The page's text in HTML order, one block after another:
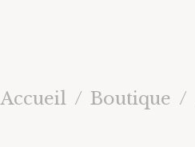
Accueil Boutique